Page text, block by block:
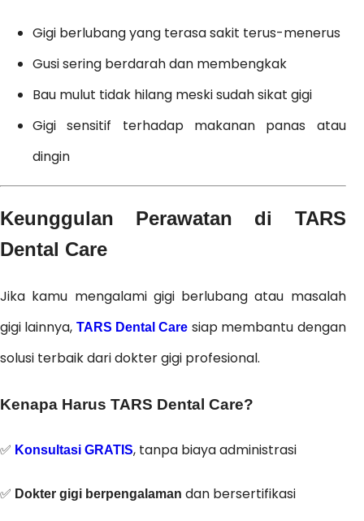
Gigi berlubang yang terasa sakit terus-menerus
Gusi sering berdarah dan membengkak
Bau mulut tidak hilang meski sudah sikat gigi
Gigi sensitif terhadap makanan panas atau
dingin
Keunggulan Perawatan di TARS
Dental Care
Jika kamu mengalami gigi berlubang atau masalah
gigi lainnya, TARS Dental Care siap membantu dengan
solusi terbaik dari dokter gigi profesional.
Kenapa Harus TARS Dental Care?
✅ Konsultasi GRATIS, tanpa biaya administrasi
✅ Dokter gigi berpengalaman dan bersertifikasi